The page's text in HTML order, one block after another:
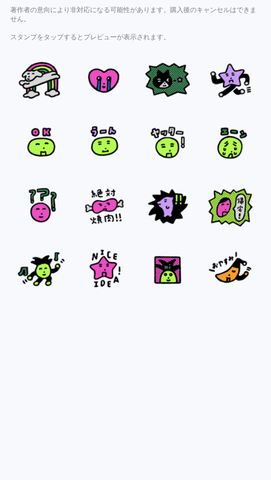
著作者の意向により非対応になる可能性があります。購入後のキャンセルはできま
せん。
スタンプをタップするとプレビューが表示されます。